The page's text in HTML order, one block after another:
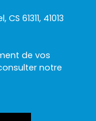
61311, 41013
de vos
notre